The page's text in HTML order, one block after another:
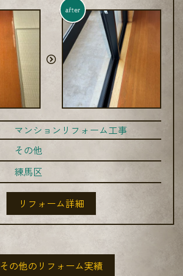
after
マンションリフォーム工事
その他
練馬区
リフォーム詳細
その他のリフォーム実績